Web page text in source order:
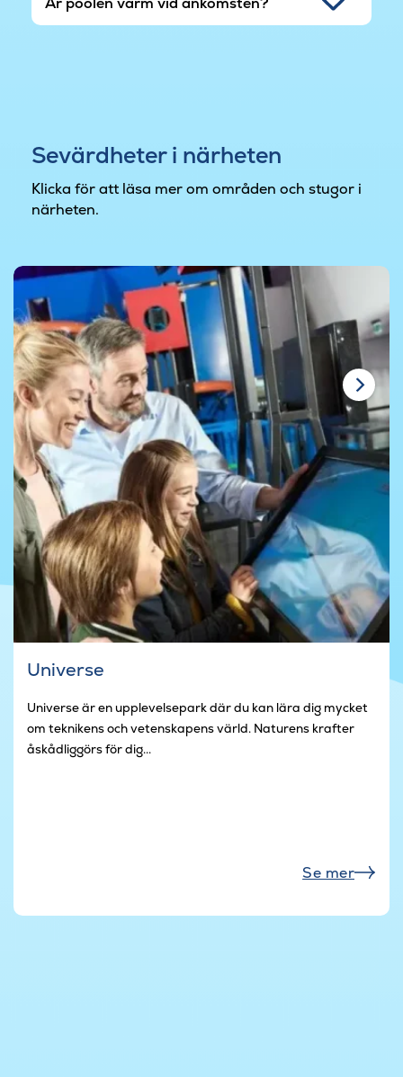
Sevärdheter i närheten
Klicka för att läsa mer om områden och stugor i
närheten.
Universe
Universe är en upplevelsepark där du kan lära dig mycket
om teknikens och vetenskapens värld. Naturens krafter
åskådliggörs för dig...
Se mer